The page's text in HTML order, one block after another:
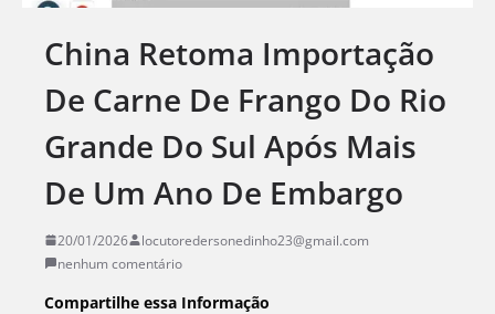
China Retoma Importação
De Carne De Frango Do Rio
Grande Do Sul Após Mais
De Um Ano De Embargo
20/01/2026
locutoredersonedinho23@gmail.com
nenhum comentário
Compartilhe essa Informação